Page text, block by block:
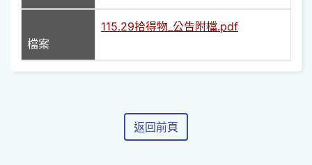
檔案
115.29拾得物_公告附檔.pdf
返回前頁